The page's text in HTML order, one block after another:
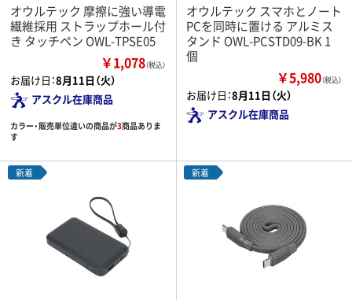
オウルテック 摩擦に強い導電
繊維採用 ストラップホール付
き タッチペン OWL-TPSE05
￥1,078（税込）
お届け日：8月11日（火）
アスクル在庫商品
カラー・販売単位違いの商品が3商品ありま
す
オウルテック スマホとノート
PCを同時に置ける アルミス
タンド OWL-PCSTD09-BK 1
個
￥5,980（税込）
お届け日：8月11日（火）
アスクル在庫商品
新着 新着